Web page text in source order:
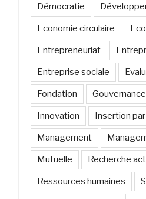
Démocratie
Economie circulaire
Entrepreneuriat
Entreprise sociale
Fondation Gouvernance
Innovation Insertion
Management
Mutuelle Recherche
Ressources humaines